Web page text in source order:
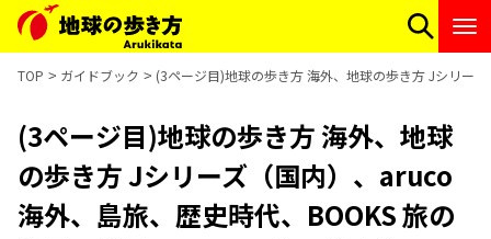
TOP ガイドブック (3ページ目)地球の歩き方 海外、地球の歩き方 Jシリー
(3ページ目)地球の歩き方 海外、地球
の歩き方 Jシリーズ（国内）、aruco
海外、島旅、歴史時代、BOOKS 旅の